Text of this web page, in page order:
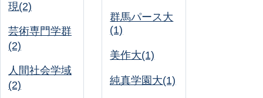
現(2)
芸術専門学群
(2)
人間社会学域
(2)
群馬パース大
(1)
美作大(1)
純真学園大(1)